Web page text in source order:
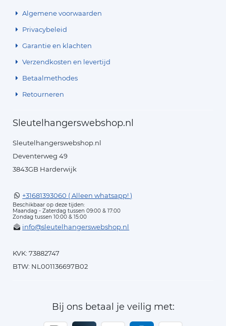
Algemene voorwaarden
Privacybeleid
Garantie en klachten
Verzendkosten en levertijd
Betaalmethodes
Retourneren
Sleutelhangerswebshop.nl
Sleutelhangerswebshop.nl
Deventerweg 49
3843GB Harderwijk
+31681393060 ( Alleen whatsapp! )
Beschikbaar op deze tijden:
Maandag - Zaterdag tussen 09:00 & 17:00
Zondag tussen 10:00 & 15:00
info@sleutelhangerswebshop.nl
KVK: 73882747
BTW: NL001136697B02
Bij ons betaal je veilig met: